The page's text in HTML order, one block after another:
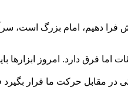
فرا دهیم، امام بزرگ است،
اما فرق دارد. امروز ابزارها
در مقابل حرکت ما قرار